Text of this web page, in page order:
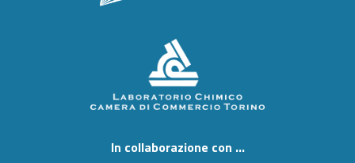
In collaborazione con ...